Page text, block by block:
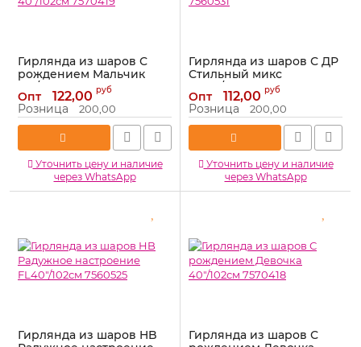
Гирлянда из шаров С
рождением Мальчик
40"/102см 7570419
Артикул: 7570419
Опт 122,00 руб
Розница 200,00
Уточнить цену и наличие
через WhatsApp
Гирлянда из шаров С ДР
Стильный микс
FL40"/102см 7560531
Артикул: 7560531
Опт 112,00 руб
Розница 200,00
Уточнить цену и наличие
через WhatsApp
Гирлянда из шаров HB
Гирлянда из шаров С